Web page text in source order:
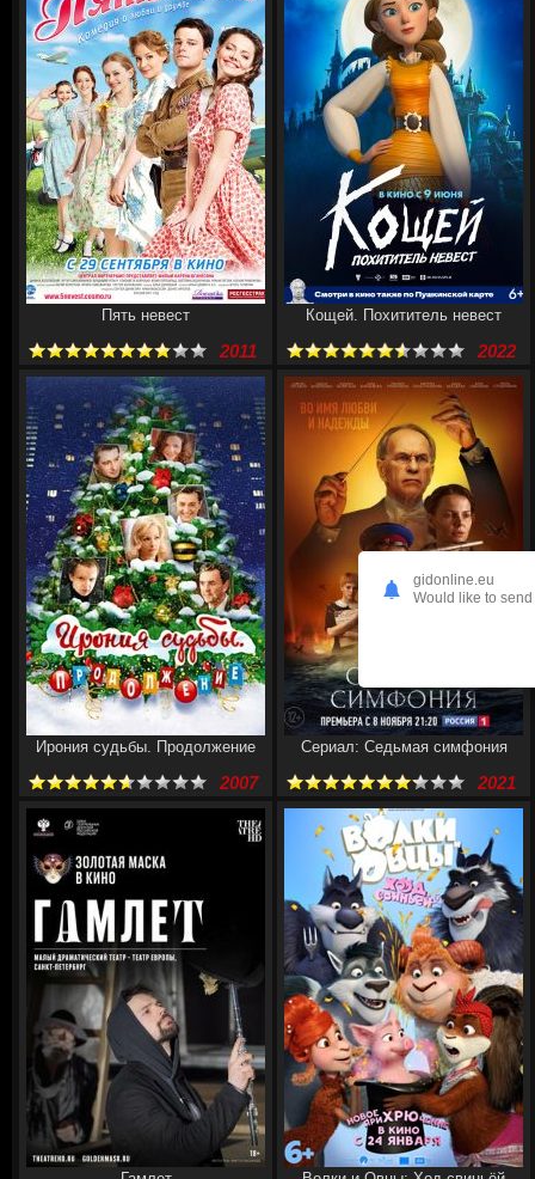
Пять невест
2011
Кощей. Похититель невест
2022
Ирония судьбы. Продолжение
2007
Сериал: Седьмая симфония
2021
gidonline.eu
Would like to